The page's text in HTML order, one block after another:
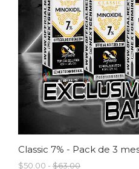
$50.00 - $63.00